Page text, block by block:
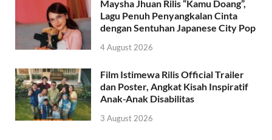
Maysha Jhuan Rilis “Kamu Doang”,
Lagu Penuh Penyangkalan Cinta
dengan Sentuhan Japanese City Pop
4 August 2026
Film Istimewa Rilis Official Trailer
dan Poster, Angkat Kisah Inspiratif
Anak-Anak Disabilitas
3 August 2026